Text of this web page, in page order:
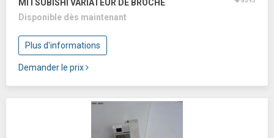
MITSUBISHI VARIATEUR DE BROCHE
Disponible dès maintenant
Plus d'informations
Demander le prix